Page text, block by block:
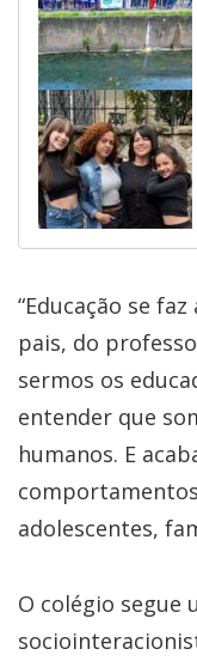
“Educação se
pais, do
sermos os
entender que
humanos. E
adolescentes,
O colégio segue